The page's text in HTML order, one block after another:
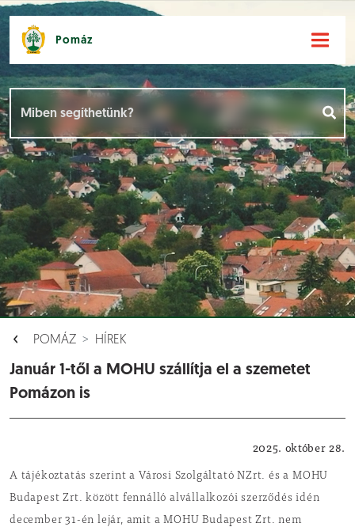
Pomáz
POMÁZ HÍREK
Január 1-től a MOHU szállítja el a szemetet
Pomázon is
2025. október 28.
A tájékoztatás szerint a Városi Szolgáltató NZrt. és a MOHU
Budapest Zrt. között fennálló alvállalkozói szerződés idén
december 31-én lejár, amit a MOHU Budapest Zrt. nem
Események []
Dokumentumok [ ]
Aloldalak []